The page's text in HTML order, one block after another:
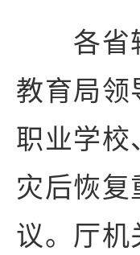
各省辖
教育局
职业学
灾后恢
议。厅